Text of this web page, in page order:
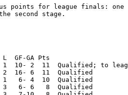
points for league finals: one
second stage.
GF-GA Pts
10- 2  11  Qualified; to
16- 6  11  Qualified
6- 4  10  Qualified
3   6- 6   8  Qualified